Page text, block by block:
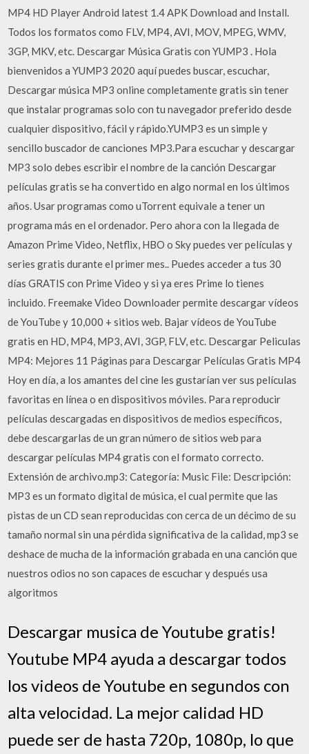
MP4 HD Player Android latest 1.4 APK Download and Install.
Todos los formatos como FLV, MP4, AVI, MOV, MPEG, WMV,
3GP, MKV, etc. Descargar Música Gratis con YUMP3 . Hola
bienvenidos a YUMP3 2020 aquí puedes buscar, escuchar,
Descargar música MP3 online completamente gratis sin tener
que instalar programas solo con tu navegador preferido desde
cualquier dispositivo, fácil y rápido.YUMP3 es un simple y
sencillo buscador de canciones MP3.Para escuchar y descargar
MP3 solo debes escribir el nombre de la canción Descargar
películas gratis se ha convertido en algo normal en los últimos
años. Usar programas como uTorrent equivale a tener un
programa más en el ordenador. Pero ahora con la llegada de
Amazon Prime Video, Netflix, HBO o Sky puedes ver películas y
series gratis durante el primer mes.. Puedes acceder a tus 30
días GRATIS con Prime Video y si ya eres Prime lo tienes
incluido. Freemake Video Downloader permite descargar vídeos
de YouTube y 10,000 + sitios web. Bajar vídeos de YouTube
gratis en HD, MP4, MP3, AVI, 3GP, FLV, etc. Descargar Peliculas
MP4: Mejores 11 Páginas para Descargar Películas Gratis MP4
Hoy en día, a los amantes del cine les gustarían ver sus películas
favoritas en línea o en dispositivos móviles. Para reproducir
películas descargadas en dispositivos de medios específicos,
debe descargarlas de un gran número de sitios web para
descargar películas MP4 gratis con el formato correcto.
Extensión de archivo.mp3: Categoría: Music File: Descripción:
MP3 es un formato digital de música, el cual permite que las
pistas de un CD sean reproducidas con cerca de un décimo de su
tamaño normal sin una pérdida significativa de la calidad, mp3 se
deshace de mucha de la información grabada en una canción que
nuestros odios no son capaces de escuchar y después usa
algoritmos
Descargar musica de Youtube gratis!
Youtube MP4 ayuda a descargar todos
los videos de Youtube en segundos con
alta velocidad. La mejor calidad HD
puede ser de hasta 720p, 1080p, lo que